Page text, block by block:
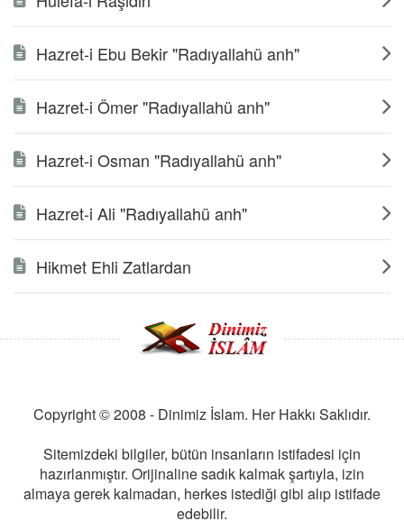
Hazret-i Ebu Bekir "Radıyallahü anh"
Hazret-i Ömer "Radıyallahü anh"
Hazret-i Osman "Radıyallahü anh"
Hazret-i Ali "Radıyallahü anh"
Hikmet Ehli Zatlardan
Copyright © 2008 - Dinimiz İslam. Her Hakkı Saklıdır.
Sitemizdeki bilgiler, bütün insanların istifadesi için
hazırlanmıştır. Orijinaline sadık kalmak şartıyla, izin
almaya gerek kalmadan, herkes istediği gibi alıp istifade
edebilir.